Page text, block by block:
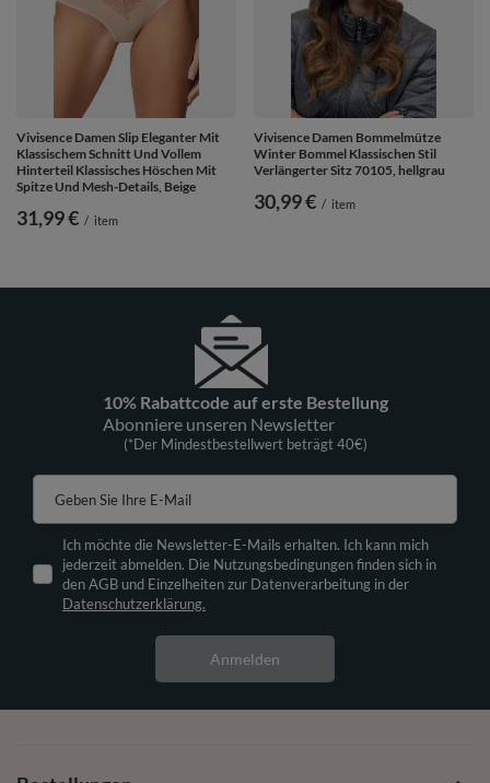
Vivisence Damen Slip Eleganter Mit
Klassischem Schnitt Und Vollem
Hinterteil Klassisches Höschen Mit
Spitze Und Mesh-Details, Beige
31,99 € / item
Vivisence Damen Bommelmütze
Winter Bommel Klassischen Stil
Verlängerter Sitz 70105, hellgrau
30,99 € / item
10% Rabattcode auf erste Bestellung
Abonniere unseren Newsletter
(*Der Mindestbestellwert beträgt 40€)
Geben Sie Ihre E-Mail
Ich möchte die Newsletter-E-Mails erhalten. Ich kann mich
jederzeit abmelden. Die Nutzungsbedingungen finden sich in
den AGB und Einzelheiten zur Datenverarbeitung in der
Datenschutzerklärung.
Anmelden